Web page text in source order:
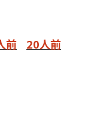
前 20人前